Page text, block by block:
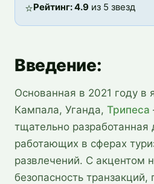
⭐Рейтинг: 4.9 из 5 звезд
Введение:
Основанная в 2021 году в
Кампала, Уганда, Трипеса
тщательно разработанная
работающих в сферах
развлечений. С акцентом
безопасность транзакций,